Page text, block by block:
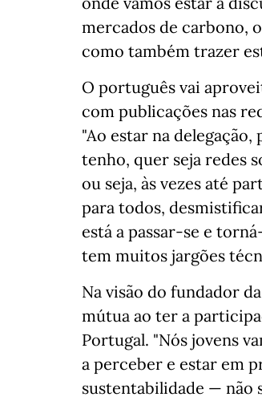
mercados de carbono,
como também trazer
O português vai
com publicações nas
"Ao estar na
tenho, quer seja redes
ou seja, às vezes até
para todos,
está a passar-se e
tem muitos jargões
Na visão do fundador
mútua ao ter a
Portugal. "Nós jovens
a perceber e estar em
sustentabilidade — não